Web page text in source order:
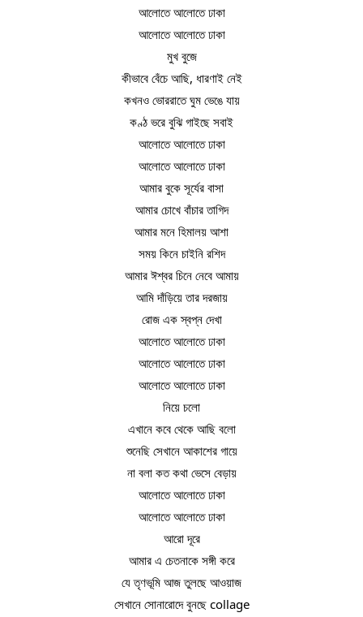
আলোতে আলোতে ঢাকা
আলোতে আলোতে ঢাকা
মুখ বুজে
কীভাবে বেঁচে আছি, ধারণাই নেই
কখনও ভোররাতে ঘুম ভেঙে যায়
কণ্ঠ ভরে বুঝি গাইছে সবাই
আলোতে আলোতে ঢাকা
আলোতে আলোতে ঢাকা
আমার বুকে সূর্যের বাসা
আমার চোখে বাঁচার তাগিদ
আমার মনে হিমালয় আশা
সময় কিনে চাইনি রশিদ
আমার ঈশ্বর চিনে নেবে আমায়
আমি দাঁড়িয়ে তার দরজায়
রোজ এক স্বপ্ন দেখা
আলোতে আলোতে ঢাকা
আলোতে আলোতে ঢাকা
আলোতে আলোতে ঢাকা
নিয়ে চলো
এখানে কবে থেকে আছি বলো
শুনেছি সেখানে আকাশের গায়ে
না বলা কত কথা ভেসে বেড়ায়
আলোতে আলোতে ঢাকা
আলোতে আলোতে ঢাকা
আরো দূরে
আমার এ চেতনাকে সঙ্গী করে
যে তৃণভূমি আজ তুলছে আওয়াজ
সেখানে সোনারোদে বুনছে collage